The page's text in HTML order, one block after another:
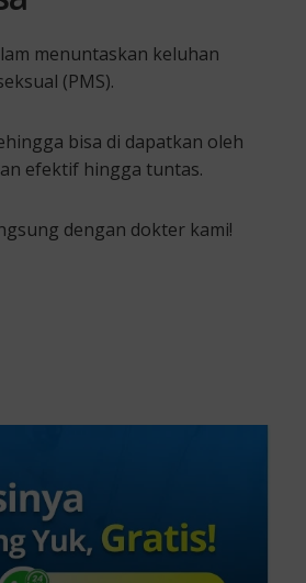
menuntaskan keluhan
(PMS).
bisa di dapatkan oleh
efektif hingga tuntas.
dengan dokter kami!